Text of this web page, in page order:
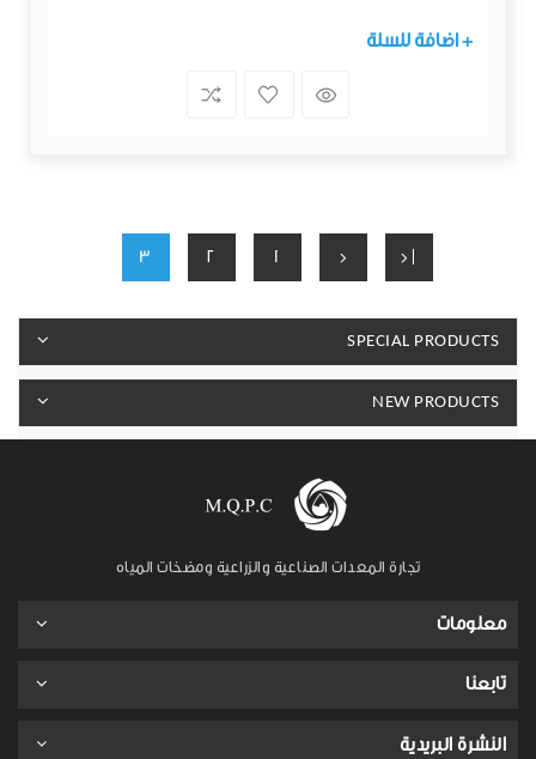
+ اضافة للسلة
|<
<
1
2
3
SPECIAL PRODUCTS
NEW PRODUCTS
تجارة المعدات الصناعية والزراعية ومضخات المياه
معلومات
تابعنا
النشرة البريدية